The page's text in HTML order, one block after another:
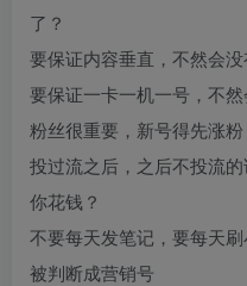
了？
要保证内容垂直，不然会没
要保证一卡一机一号，不然
粉丝很重要，新号得先涨
投过流之后，之后不投流
你花钱？
不要每天发笔记，要每天
被判断成营销号